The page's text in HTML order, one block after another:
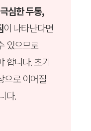
극심한 두통,
이 나타난다면
있으므로
합니다. 초기
으로 이어질
다.